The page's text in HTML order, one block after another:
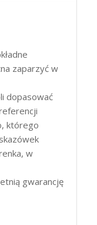
zaparzyć w
dopasować
którego
w
gwarancję